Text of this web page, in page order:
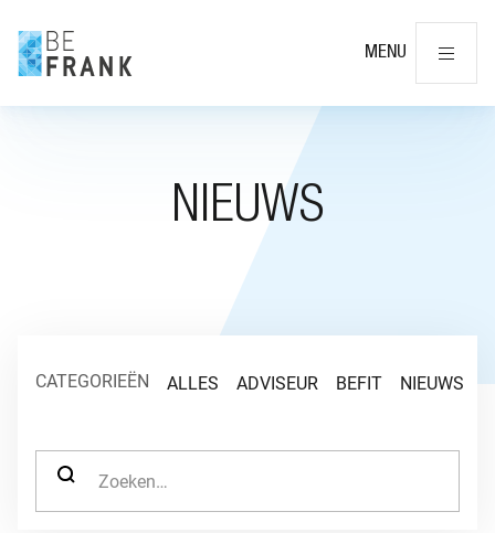
MENU
NIEUWS
CATEGORIEËN ALLES ADVISEUR BEFIT NIEUWS
ZOEK NAAR: